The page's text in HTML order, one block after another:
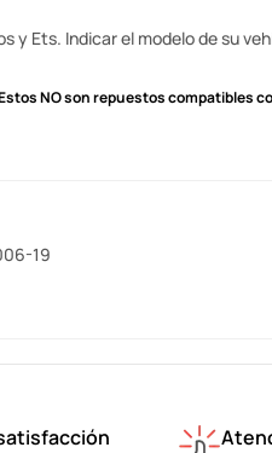
Ets. Indicar el modelo de su
NO son repuestos compatibles
19